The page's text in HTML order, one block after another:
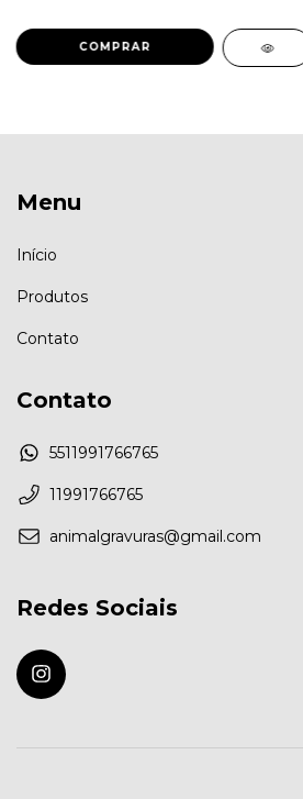
Menu
Início
Produtos
Contato
Contato
5511991766765
11991766765
animalgravuras@gmail.com
Redes Sociais